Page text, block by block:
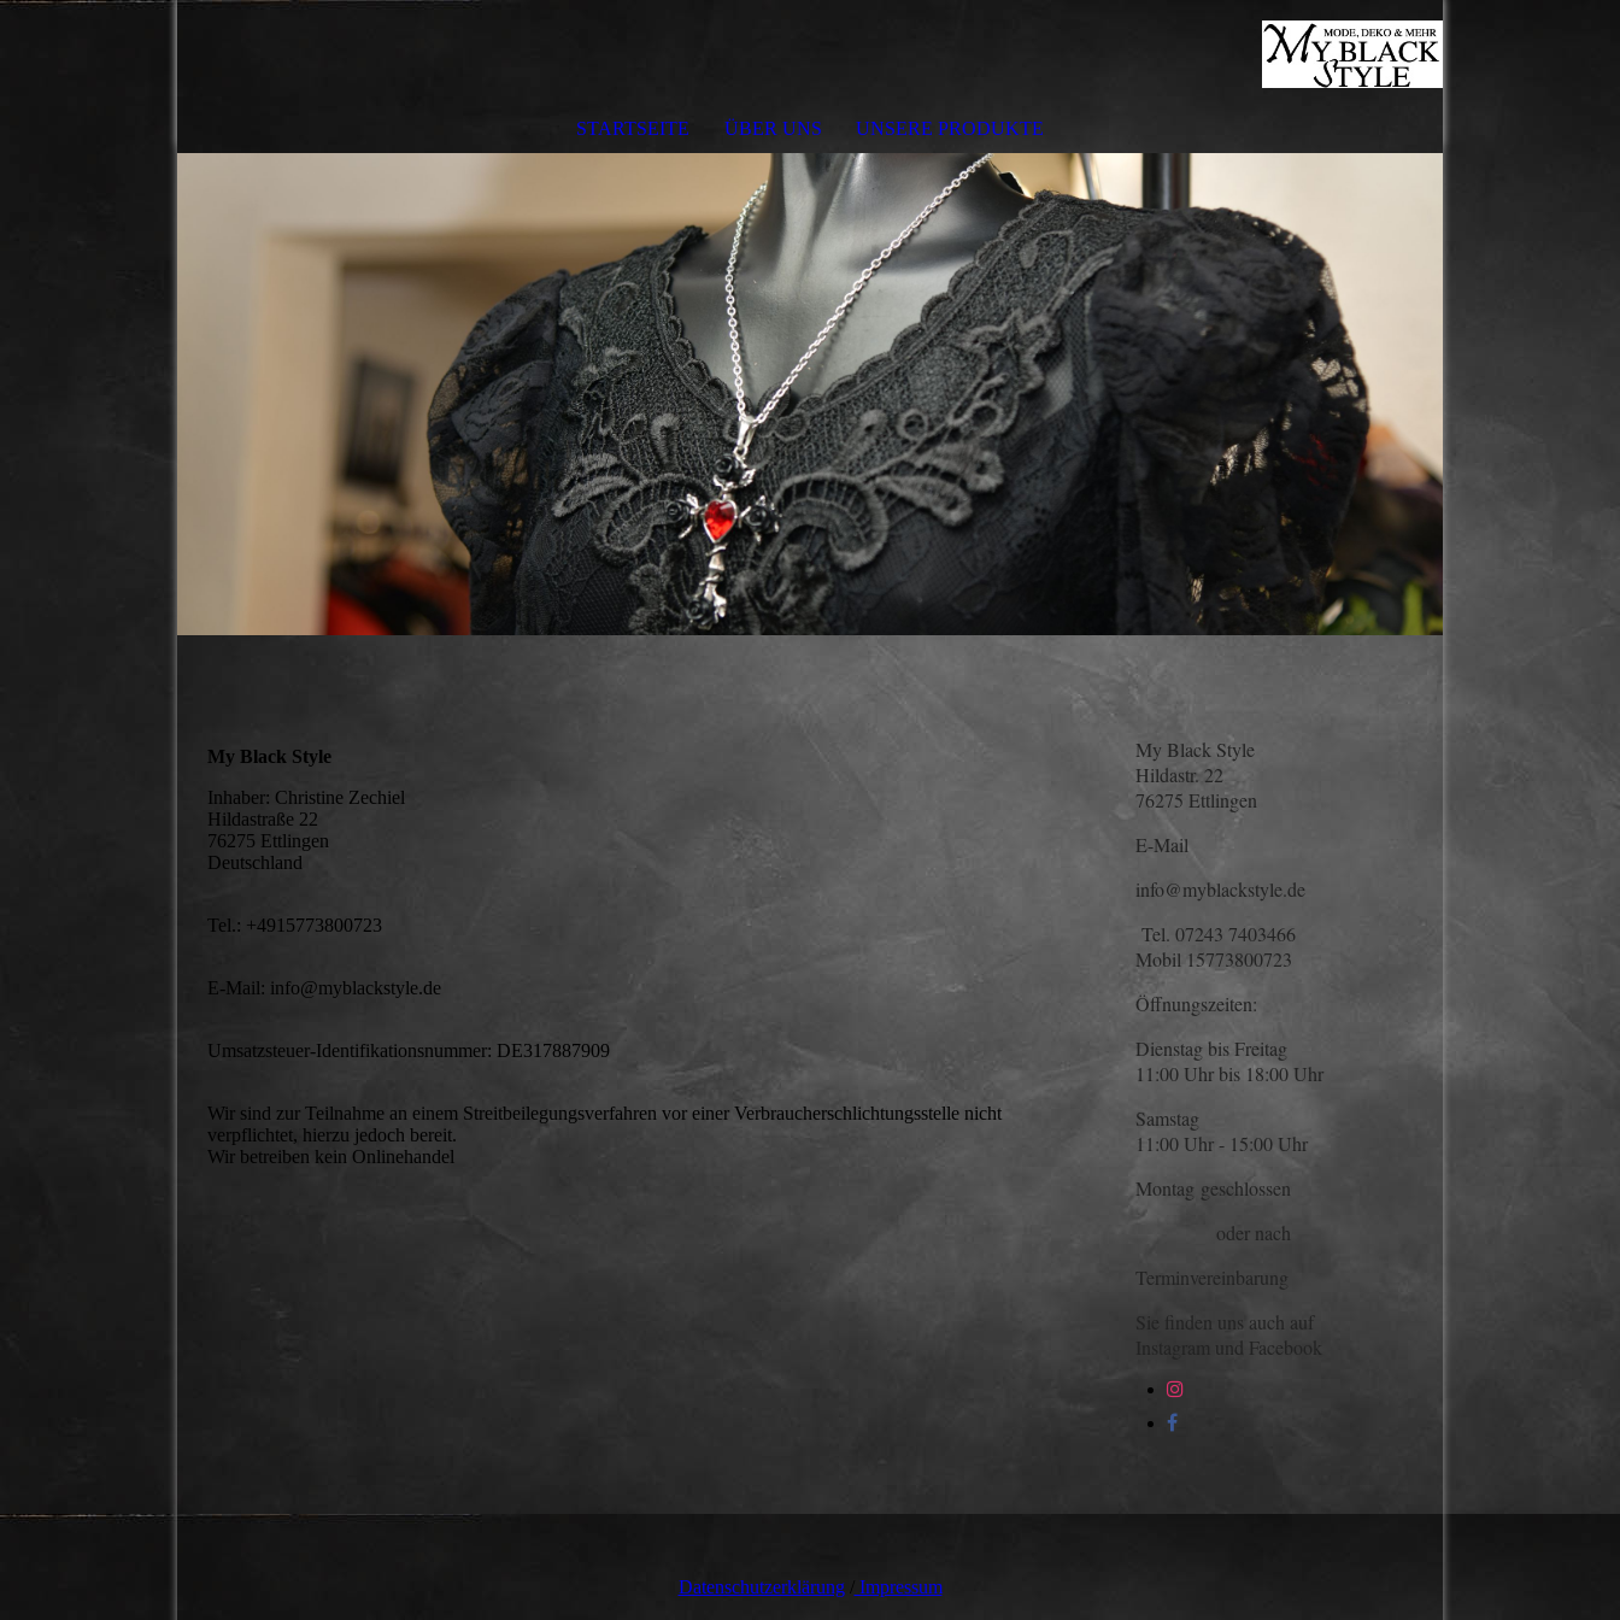
STARTSEITE ÜBER UNS UNSERE PRODUKTE
My Black Style
Inhaber: Christine Zechiel
Hildastraße 22
76275 Ettlingen
Deutschland
Tel.: +4915773800723
E-Mail: info@myblackstyle.de
Umsatzsteuer-Identifikationsnummer: DE317887909
Wir sind zur Teilnahme an einem Streitbeilegungsverfahren vor einer Verbraucherschlichtungsstelle nicht
verpflichtet, hierzu jedoch bereit.
Wir betreiben kein Onlinehandel
My Black Style
Hildastr. 22
76275 Ettlingen
E-Mail
info@myblackstyle.de
Tel. 07243 7403466
Mobil 15773800723
Öffnungszeiten:
Dienstag bis Freitag
11:00 Uhr bis 18:00 Uhr
Samstag
11:00 Uhr - 15:00 Uhr
Montag geschlossen
oder nach
Terminvereinbarung
Sie finden uns auch auf
Instagram und Facebook
Datenschutzerklärung/ Impressum